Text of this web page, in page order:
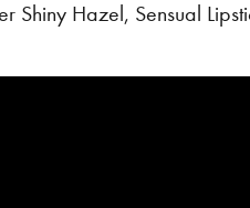
Shiny Hazel, Sensual